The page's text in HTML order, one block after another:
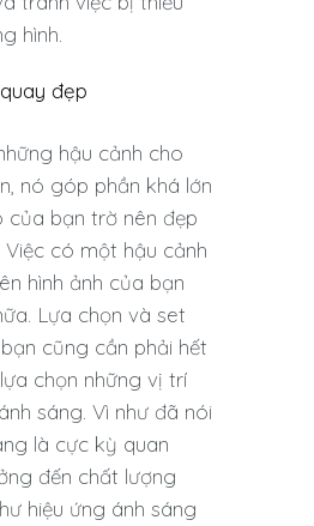
hình.
đẹp
hậu cảnh cho
nó góp phần khá lớn
của bạn trờ nên đẹp
Việc có một hậu cảnh
hình ảnh của bạn
Lựa chọn và set
cũng cần phải hết
chọn những vị trí
sáng. Vì như đã nói
là cực kỳ quan
đến chất lượng
hiệu ứng ánh sáng